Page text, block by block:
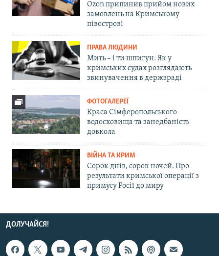
Ozon припинив прийом нових
замовлень на Кримському
півострові
ПРАВА ЛЮДИНИ
Мить – і ти шпигун. Як у
кримських судах розглядають
звинувачення в держзраді
ФОТОГАЛЕРЕЇ
Краса Сімферопольського
водосховища та занедбаність
довкола
ВІЙНА ТА КРИМ
Сорок днів, сорок ночей. Про
результати кримської операції з
примусу Росії до миру
ДОЛУЧАЙСЯ!